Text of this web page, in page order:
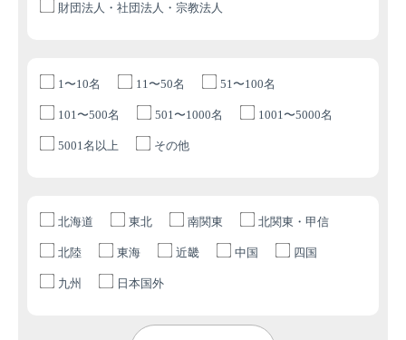
財団法人・社団法人・宗教法人
1〜10名 11〜50名 51〜100名
101〜500名 501〜1000名 1001〜5000名
5001名以上 その他
北海道 東北 南関東 北関東・甲信
北陸 東海 近畿 中国 四国
九州 日本国外